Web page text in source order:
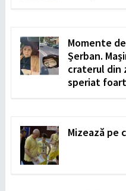
Momente
Șerban.
craterul din
speriat
Mizează pe